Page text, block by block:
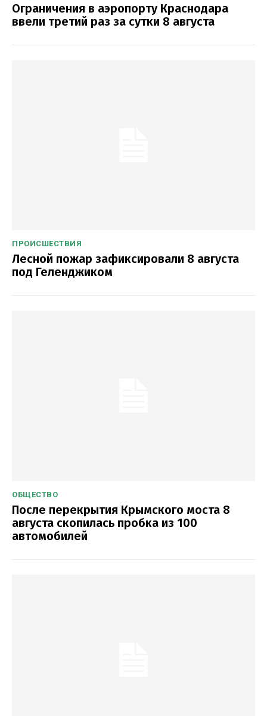
Ограничения в аэропорту Краснодара
ввели третий раз за сутки 8 августа
ПРОИСШЕСТВИЯ
Лесной пожар зафиксировали 8 августа
под Геленджиком
ОБЩЕСТВО
После перекрытия Крымского моста 8
августа скопилась пробка из 100
автомобилей